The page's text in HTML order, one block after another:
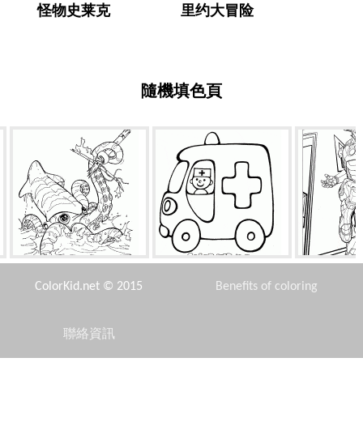
怪物史莱克 里约大冒险
隨機填色頁
可怕的章魚 救护车 托尼
ColorKid.net © 2015 Benefits of coloring
聯絡資訊